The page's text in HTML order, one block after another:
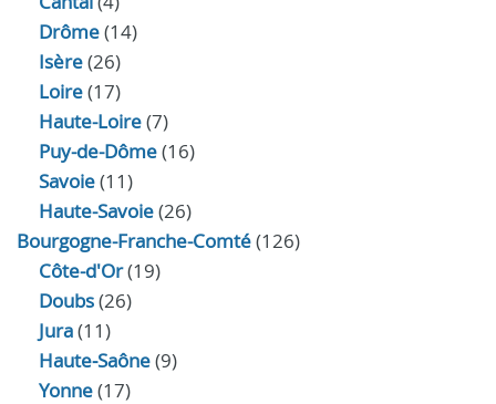
Drôme(14)
Isère(26)
Loire(17)
Haute-Loire(7)
Puy-de-Dôme(16)
Savoie(11)
Haute-Savoie(26)
Bourgogne-Franche-Comté(126)
Côte-d'Or(19)
Doubs(26)
Jura(11)
Haute‑Saône(9)
Yonne(17)